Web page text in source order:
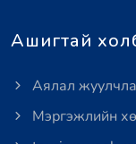
Ашигтай
Аялал
Мэргэжлийн